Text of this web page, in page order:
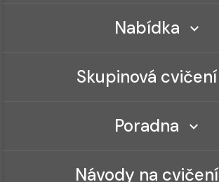
Nabídka
Skupinová cvičení
Poradna
Návody na cvičení